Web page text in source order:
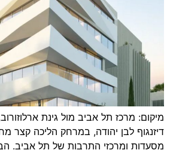
מיקום: מרכז תל אביב מול גינת
דיזנגוף לבן יהודה, במרחק הליכה קצר
מסעדות ומרכזי התרבות של תל אביב.